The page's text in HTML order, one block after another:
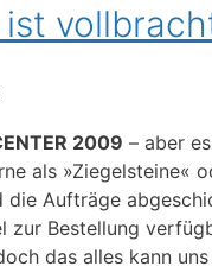
ist
2009 – aber
als
Aufträge
zur Bestellung
das alles kann